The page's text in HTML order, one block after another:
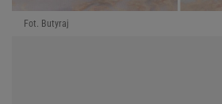
Fot. Butyraj